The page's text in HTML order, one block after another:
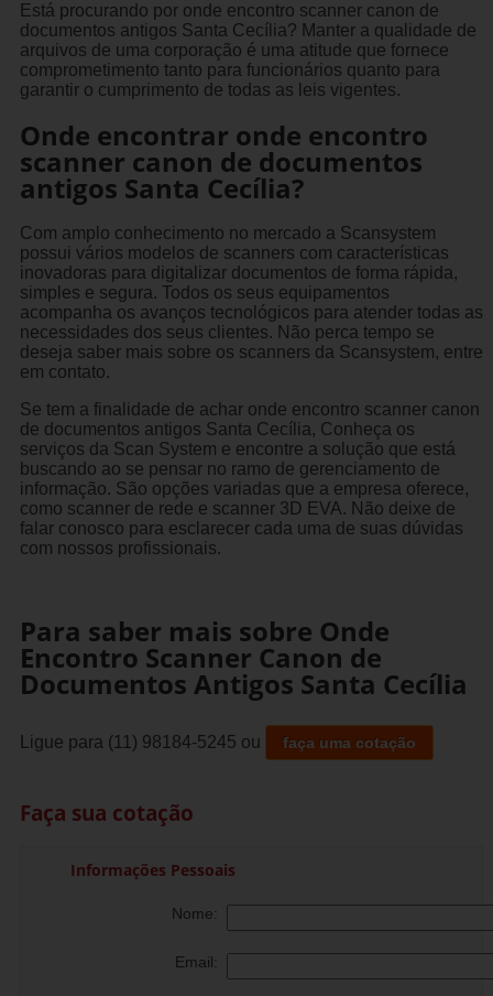
Está procurando por onde encontro scanner canon de
documentos antigos Santa Cecília? Manter a qualidade de
arquivos de uma corporação é uma atitude que fornece
comprometimento tanto para funcionários quanto para
garantir o cumprimento de todas as leis vigentes.
Onde encontrar onde encontro
scanner canon de documentos
antigos Santa Cecília?
Com amplo conhecimento no mercado a Scansystem
possui vários modelos de scanners com características
inovadoras para digitalizar documentos de forma rápida,
simples e segura. Todos os seus equipamentos
acompanha os avanços tecnológicos para atender todas as
necessidades dos seus clientes. Não perca tempo se
deseja saber mais sobre os scanners da Scansystem, entre
em contato.
Se tem a finalidade de achar onde encontro scanner canon
de documentos antigos Santa Cecília, Conheça os
serviços da Scan System e encontre a solução que está
buscando ao se pensar no ramo de gerenciamento de
informação. São opções variadas que a empresa oferece,
como scanner de rede e scanner 3D EVA. Não deixe de
falar conosco para esclarecer cada uma de suas dúvidas
com nossos profissionais.
Para saber mais sobre Onde
Encontro Scanner Canon de
Documentos Antigos Santa Cecília
Ligue para (11) 98184-5245 ou faça uma cotação
Faça sua cotação
Informações Pessoais
Nome:
Email: